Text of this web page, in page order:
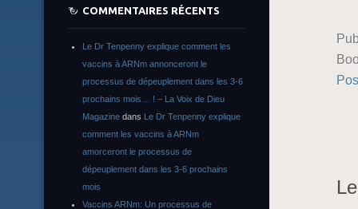
COMMENTAIRES RÉCENTS
Le Dr Tenpenny explique comment les
vaccins à ARNm annonceront le
processus de dépeuplement dans les 3-6
prochains mois… ! – La Voix de Dieu
Magazine dans Le Dr Tenpenny explique
comment les vaccins à ARNm
amorceront le processus de
dépeuplement dans les 3-6 prochains
mois
Vaccins ARNm: Un processus de